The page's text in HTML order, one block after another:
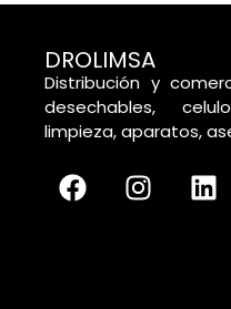
DROLIMSA
Distribución y
desechables,
limpieza, aparatos,